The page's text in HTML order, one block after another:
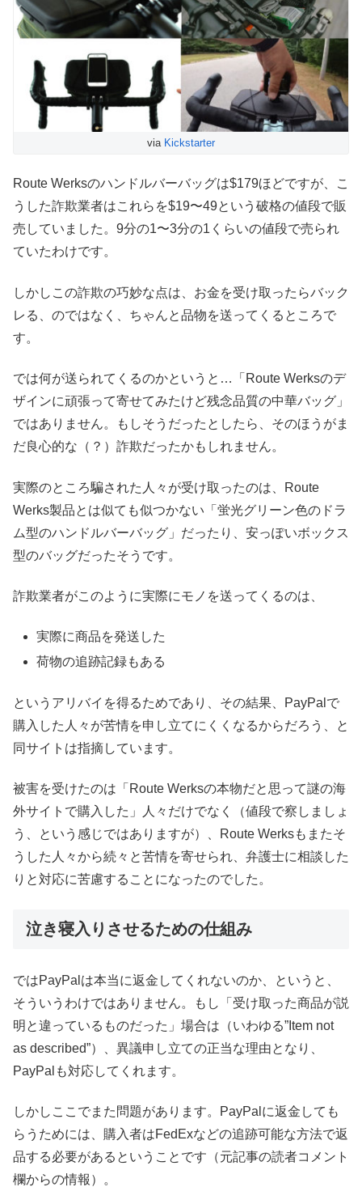
via Kickstarter
Route Werksのハンドルバーバッグは$179ほどですが、こ
うした詐欺業者はこれらを$19〜49という破格の値段で販
売していました。9分の1〜3分の1くらいの値段で売られ
ていたわけです。
しかしこの詐欺の巧妙な点は、お金を受け取ったらバック
レる、のではなく、ちゃんと品物を送ってくるところで
す。
では何が送られてくるのかというと…「Route Werksのデ
ザインに頑張って寄せてみたけど残念品質の中華バッグ」
ではありません。もしそうだったとしたら、そのほうがま
だ良心的な（？）詐欺だったかもしれません。
実際のところ騙された人々が受け取ったのは、Route
Werks製品とは似ても似つかない「蛍光グリーン色のドラ
ム型のハンドルバーバッグ」だったり、安っぽいボックス
型のバッグだったそうです。
詐欺業者がこのように実際にモノを送ってくるのは、
実際に商品を発送した
荷物の追跡記録もある
というアリバイを得るためであり、その結果、PayPalで
購入した人々が苦情を申し立てにくくなるからだろう、と
同サイトは指摘しています。
被害を受けたのは「Route Werksの本物だと思って謎の海
外サイトで購入した」人々だけでなく（値段で察しましょ
う、という感じではありますが）、Route Werksもまたそ
うした人々から続々と苦情を寄せられ、弁護士に相談した
りと対応に苦慮することになったのでした。
泣き寝入りさせるための仕組み
ではPayPalは本当に返金してくれないのか、というと、
そういうわけではありません。もし「受け取った商品が説
明と違っているものだった」場合は（いわゆる”Item not
as described”）、異議申し立ての正当な理由となり、
PayPalも対応してくれます。
しかしここでまた問題があります。PayPalに返金しても
らうためには、購入者はFedExなどの追跡可能な方法で返
品する必要があるということです（元記事の読者コメント
欄からの情報）。